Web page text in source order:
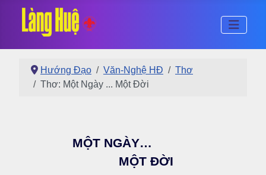
Hướng Đạo Văn-Nghệ HĐ
Thơ
Thơ: Một Ngày ... Một Đời
MỘT NGÀY…
MỘT ĐỜI